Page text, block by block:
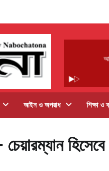
আইন ও অপরাধ শিক্ষা ও